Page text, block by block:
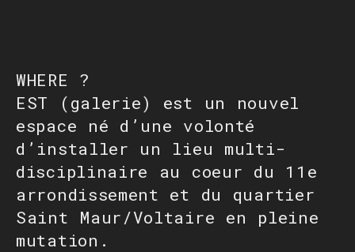
WHERE ?
EST (galerie) est un nouvel
espace né d’une volonté
d’installer un lieu multi-
disciplinaire au coeur du 11e
arrondissement et du quartier
Saint Maur/Voltaire en pleine
mutation.